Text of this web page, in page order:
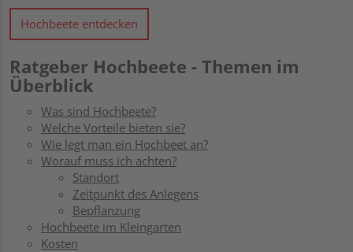
Hochbeete entdecken
Ratgeber Hochbeete - Themen im
Überblick
Was sind Hochbeete?
Welche Vorteile bieten sie?
Wie legt man ein Hochbeet an?
Worauf muss ich achten?
Standort
Zeitpunkt des Anlegens
Bepflanzung
Hochbeete im Kleingarten
Kosten